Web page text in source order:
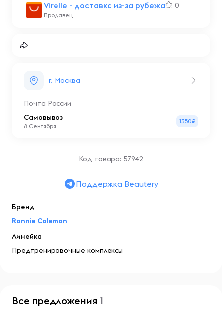
Virelle - доставка из-за рубежа 0
Продавец
г. Москва
Почта России
Самовывоз
8 Сентября
1350₽
Код товара: 57942
Поддержка Beautery
Бренд
Ronnie Coleman
Линейка
Предтренировочные комплексы
Все предложения 1